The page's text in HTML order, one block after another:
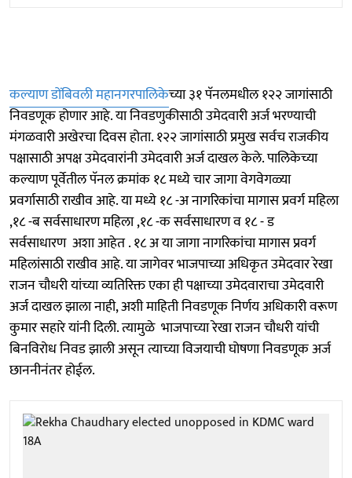
कल्याण डोंबिवली महानगरपालिकेच्या ३१ पॅनलमधील १२२ जागांसाठी
निवडणूक होणार आहे. या निवडणुकीसाठी उमेदवारी अर्ज भरण्याची
मंगळवारी अखेरचा दिवस होता. १२२ जागांसाठी प्रमुख सर्वच राजकीय
पक्षासाठी अपक्ष उमेदवारांनी उमेदवारी अर्ज दाखल केले. पालिकेच्या
कल्याण पूर्वेतील पॅनल क्रमांक १८ मध्ये चार जागा वेगवेगळ्या
प्रवर्गासाठी राखीव आहे. या मध्ये १८ -अ नागरिकांचा मागास प्रवर्ग महिला
,१८ -ब सर्वसाधारण महिला ,१८ -क सर्वसाधारण व १८ - ड
सर्वसाधारण अशा आहेत . १८ अ या जागा नागरिकांचा मागास प्रवर्ग
महिलांसाठी राखीव आहे. या जागेवर भाजपाच्या अधिकृत उमेदवार रेखा
राजन चौधरी यांच्या व्यतिरिक्त एका ही पक्षाच्या उमेदवाराचा उमेदवारी
अर्ज दाखल झाला नाही, अशी माहिती निवडणूक निर्णय अधिकारी वरूण
कुमार सहारे यांनी दिली. त्यामुळे भाजपाच्या रेखा राजन चौधरी यांची
बिनविरोध निवड झाली असून त्याच्या विजयाची घोषणा निवडणूक अर्ज
छाननीनंतर होईल.